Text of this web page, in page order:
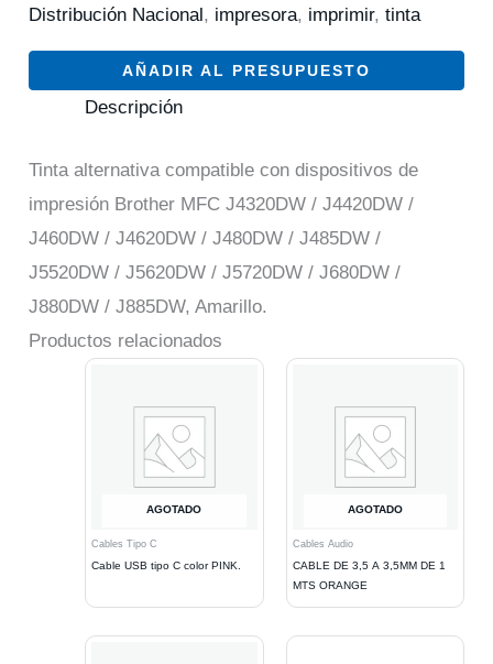
Distribución Nacional , impresora, imprimir,tinta
AÑADIR AL PRESUPUESTO
Descripción
Tinta alternativa compatible con dispositivos de
impresión Brother MFC J4320DW / J4420DW /
J460DW / J4620DW / J480DW / J485DW /
J5520DW / J5620DW / J5720DW / J680DW /
J880DW / J885DW, Amarillo.
Productos relacionados
AGOTADO
Cables Tipo C
Cable USB tipo C color PINK.
AGOTADO
Cables Audio
CABLE DE 3,5 A 3,5MM DE 1
MTS ORANGE